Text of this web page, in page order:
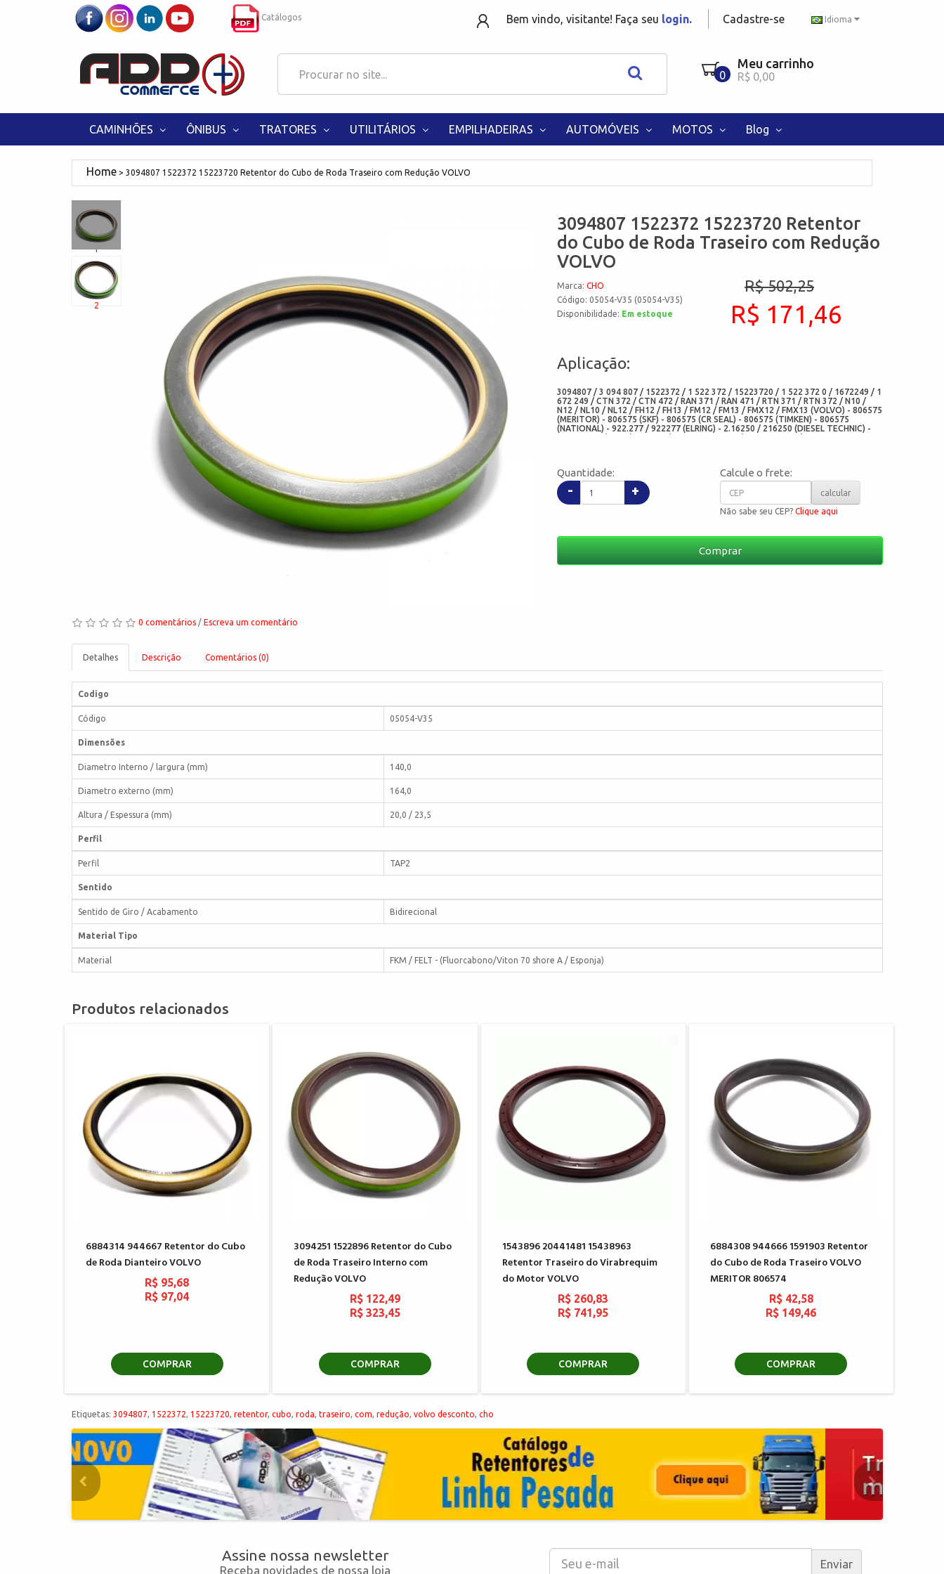
Idioma
Catálogos Bem vindo, visitante! Faça seu login. Cadastre-se
0
Meu carrinho
R$ 0,00
CAMINHÕES ÔNIBUS TRATORES UTILITÁRIOS EMPILHADEIRAS AUTOMÓVEIS MOTOS Blog
3094807 1522372 15223720 Retentor do Cubo de Roda Traseiro com Redução VOLVO
1
2
0 comentários / Escreva um comentário
3094807 1522372 15223720 Retentor
do Cubo de Roda Traseiro com Redução
VOLVO
Marca:CHO
Código: 05054-V35 (05054-V35)
Disponibilidade: Em estoque
R$ 502,25
R$ 171,46
Aplicação:
3094807 / 3 094 807 / 1522372 / 1 522 372 / 15223720 / 1 522 372 0 / 1672249 / 1
672 249 / CTN 372 / CTN 472 / RAN 371 / RAN 471 / RTN 371 / RTN 372 / N10 /
N12 / NL10 / NL12 / FH12 / FH13 / FM12 / FM13 / FMX12 / FMX13 (VOLVO) - 806575
(MERITOR) - 806575 (SKF) - 806575 (CR SEAL) - 806575 (TIMKEN) - 806575
(NATIONAL) - 922.277 / 922277 (ELRING) - 2.16250 / 216250 (DIESEL TECHNIC) -
08314BGEF (SABO) - 2168V (CORTECO BRASIL) - 12014656B (CORTECO
Quantidade:
- +
Calcule o frete:
calcular
Não sabe seu CEP?Clique aqui
Comprar
Detalhes Descrição Comentários (0)
Codigo
Código 05054-V35
Dimensões
Diametro Interno / largura (mm) 140,0
Diametro externo (mm) 164,0
Altura / Espessura (mm) 20,0 / 23,5
Perfil
Perfil TAP2
Sentido
Sentido de Giro / Acabamento Bidirecional
Material Tipo
Material FKM / FELT - (Fluorcabono/Viton 70 shore A / Esponja)
Produtos relacionados
6884314 944667 Retentor do Cubo
de Roda Dianteiro VOLVO
R$ 95,68
R$ 97,04
COMPRAR
3094251 1522896 Retentor do Cubo
de Roda Traseiro Interno com
Redução VOLVO
R$ 122,49
R$ 323,45
COMPRAR
1543896 20441481 15438963
Retentor Traseiro do Virabrequim
do Motor VOLVO
R$ 260,83
R$ 741,95
COMPRAR
6884308 944666 1591903 Retentor
do Cubo de Roda Traseiro VOLVO
MERITOR 806574
R$ 42,58
R$ 149,46
COMPRAR
Etiquetas: 3094807 1522372 15223720 retentor, cubo roda traseiro com redução volvo desconto cho
Assine nossa newsletter
Receba novidades de nossa loja Enviar